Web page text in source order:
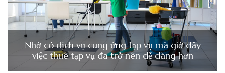
Nhờ có dịch vụ cung ứng tạp vụ mà giờ đây
việc thuê tạp vụ đã trở nên dễ dàng hơn